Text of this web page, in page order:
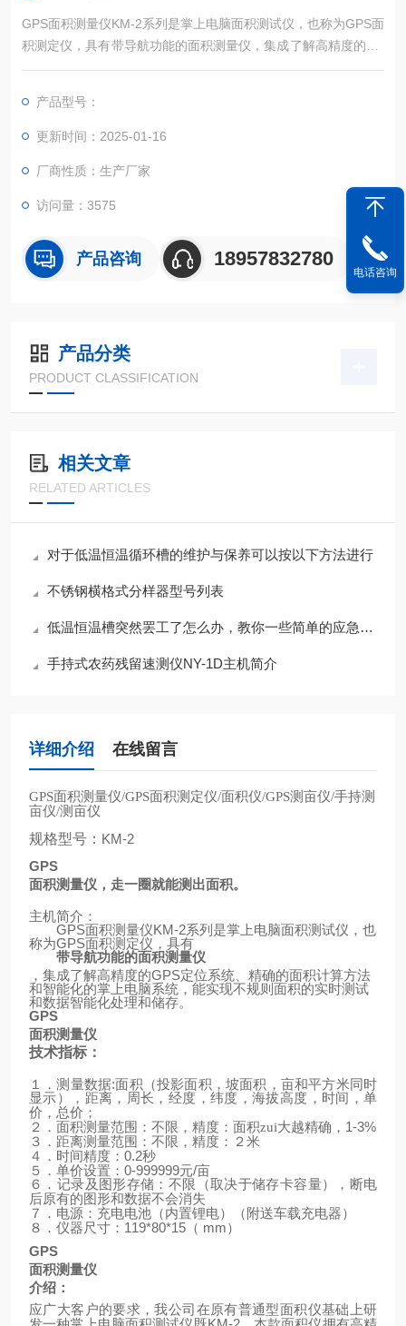
GPS面积测量仪KM-2系列是掌上电脑面积测试仪，也称为GPS面
积测定仪，具有带导航功能的面积测量仪，集成了解高精度的GP
S定位系统、精确的面积计算方法和智能化的掌上电脑系统，能
产品型号：
更新时间：2025-01-16
厂商性质：生产厂家
访问量：3575
产品咨询 18957832780
产品分类
PRODUCT CLASSIFICATION
相关文章
RELATED ARTICLES
对于低温恒温循环槽的维护与保养可以按以下方法进行
不锈钢横格式分样器型号列表
低温恒温槽突然罢工了怎么办，教你一些简单的应急小知识
手持式农药残留速测仪NY-1D主机简介
详细介绍 在线留言
GPS面积测量仪/GPS面积测定仪/面积仪/GPS测亩仪/手持测
亩仪/测亩仪
规格型号： KM-2
GPS
面积测量仪，走一圈就能测出面积。
主机简介：
GPS面积测量仪KM-2系列是掌上电脑面积测试仪，也
称为GPS面积测定仪，具有
带导航功能的面积测量仪
，集成了解高精度的GPS定位系统、精确的面积计算方法
和智能化的掌上电脑系统，能实现不规则面积的实时测试
和数据智能化处理和储存。
GPS
面积测量仪
技术指标：
１．测量数据:面积（投影面积，坡面积，亩和平方米同时
显示），距离，周长，经度，纬度，海拔高度，时间，单
价，总价；
２．面积测量范围：不限，精度：面积zui大越精确， 1-3%
３．距离测量范围：不限，精度：２米
４．时间精度： 0.2秒
５．单价设置： 0-999999元/亩
６．记录及图形存储：不限（取决于储存卡容量），断电
后原有的图形和数据不会消失
７．电源：充电电池（内置锂电）
（ 附送车载充电器）
８．仪器尺寸： 119*80*15 （ mm）
GPS
面积测量仪
介绍：
应广大客户的要求，我公司在原有普通型面积仪基础上研
电话咨询